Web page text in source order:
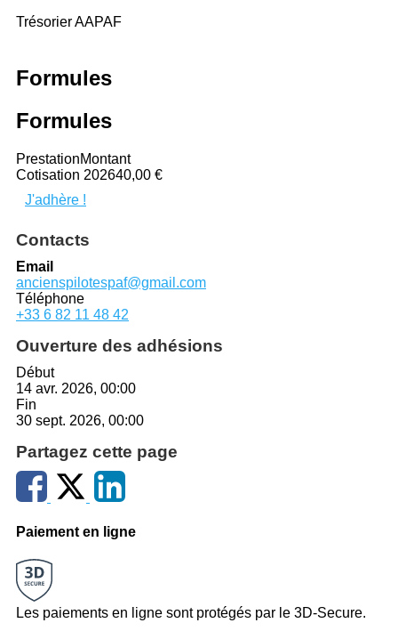
Trésorier AAPAF
Formules
Formules
PrestationMontant
Cotisation 202640,00 €
J'adhère !
Contacts
Email
ancienspilotespaf@gmail.com
Téléphone
+33 6 82 11 48 42
Ouverture des adhésions
Début
14 avr. 2026, 00:00
Fin
30 sept. 2026, 00:00
Partagez cette page
Paiement en ligne
Les paiements en ligne sont protégés par le 3D-Secure.